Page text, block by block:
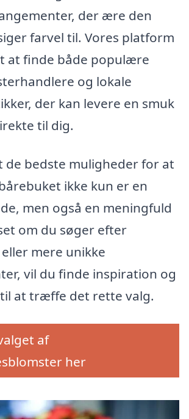
der ære den
farvel til. Vores platform
at finde både populære
og lokale
der kan levere en smuk
til dig.
de bedste muligheder for at
ikke kun er en
men også en meningfuld
om du søger efter
mere unikke
vil du finde inspiration og
at træffe det rette valg.
af
her